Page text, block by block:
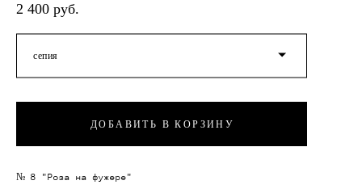
2 400 pуб.
сепия
ДОБАВИТЬ В КОРЗИНУ
№ 8 "Роза на фужере"